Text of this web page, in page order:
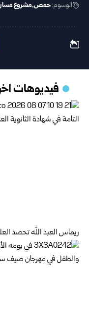
الوسوم:حمص مشروع
فيديوهات
ريماس العبد الله تحصد